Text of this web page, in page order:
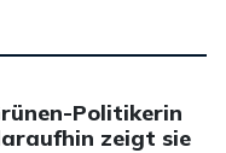
Politikerin
zeigt sie